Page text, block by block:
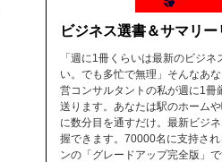
ビジネス選書＆サマリー
「週に1冊くらいは最新のビジネ
い。でも多忙で無理」そんなあ
営コンサルタントの私が週に1冊
送ります。あなたは駅のホーム
に数分目を通すだけ。最新ビジ
握できます。70000名に支持さ
ンの「グレードアップ完全版」